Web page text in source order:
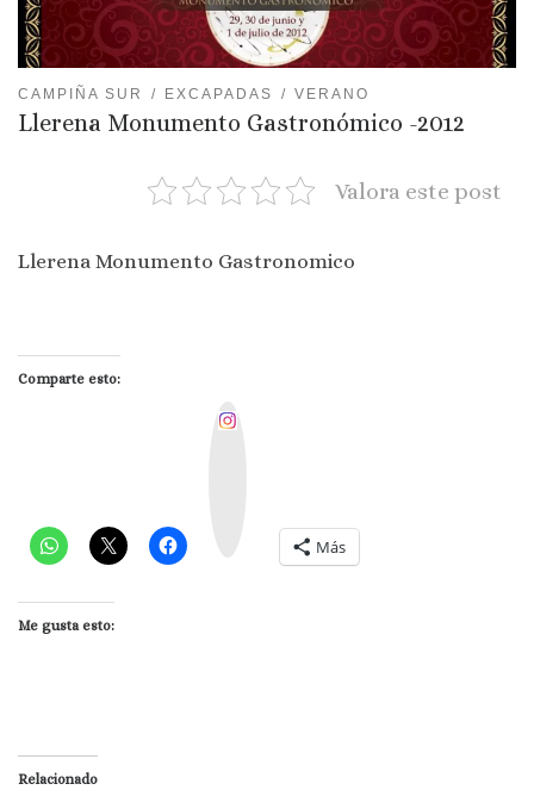
CAMPIÑA SUR EXCAPADAS VERANO
Llerena Monumento Gastronómico -2012
Valora este post
Llerena Monumento Gastronomico
Comparte esto:
Más
Me gusta esto:
Relacionado